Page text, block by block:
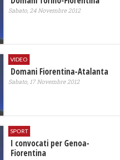
Sabato, 24 Novembre 2012
VIDEO
Domani Fiorentina-Atalanta
Sabato, 17 Novembre 2012
SPORT
I convocati per Genoa-
Fiorentina